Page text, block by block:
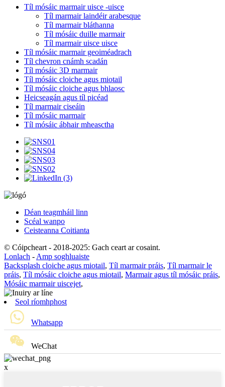
Tíl mósáic marmair uisce -uisce
Tíl marmair laindéir arabesque
Tíl marmair bláthanna
Tíl mósáic duille marmair
Tíl marmair uisce uisce
Tíl mósáic marmair geoiméadrach
Tíl chevron cnámh scadán
Tíl mósáic 3D marmair
Tíl mósáic cloiche agus miotail
Tíl mósáic cloiche agus bhlaosc
Heicseagán agus tíl picéad
Tíl marmair ciseáin
Tíl mósáic marmair
Tíl mósáic ábhair mheasctha
Déan teagmháil linn
Scéal wanpo
Ceisteanna Coitianta
© Cóipcheart - 2018-2025: Gach ceart ar cosaint.
Lonlach - Amp soghluaiste
Backsplash cloiche agus miotail, Tíl marmair práis, Tíl marmair le
práis, Tíl mósáic cloiche agus miotail, Marmair agus tíl mósáic práis,
Mósáic marmair uiscejet,
Seol ríomhphost
Whatsapp
WeChat
x